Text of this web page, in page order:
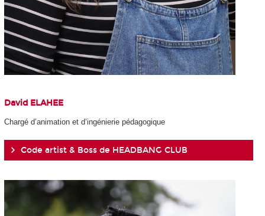
David ELAHEE
Chargé d’animation et d’ingénierie pédagogique
Code artist & Boss de HEADBANG CLUB